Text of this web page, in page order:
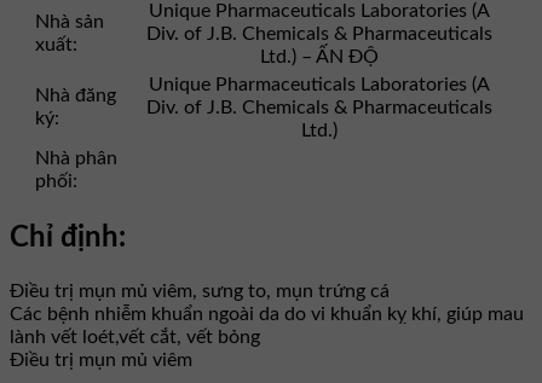
Nhà sản
xuất:
Unique Pharmaceuticals Laboratories (A
Div. of J.B. Chemicals & Pharmaceuticals
Ltd.) – ẤN ĐỘ
Nhà đăng
ký:
Unique Pharmaceuticals Laboratories (A
Div. of J.B. Chemicals & Pharmaceuticals
Ltd.)
Nhà phân
phối:
Chỉ định:
Điều trị mụn mủ viêm, sưng to, mụn trứng cá
Các bệnh nhiễm khuẩn ngoài da do vi khuẩn kỵ khí, giúp mau
lành vết loét,vết cắt, vết bỏng
Điều trị mụn mủ viêm